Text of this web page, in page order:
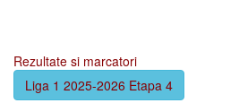
Rezultate si marcatori
Liga 1 2025-2026 Etapa 4